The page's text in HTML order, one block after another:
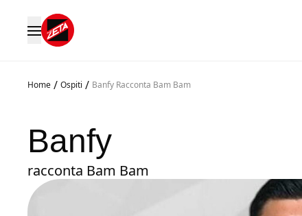
Home / Ospiti / Banfy Racconta Bam Bam
Banfy
racconta Bam Bam